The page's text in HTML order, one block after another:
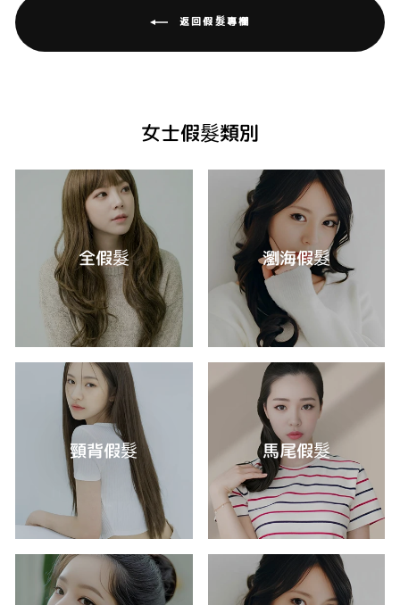
返回假髮專欄
女士假髮類別
全假髮 瀏海假髮
頸背假髮 馬尾假髮